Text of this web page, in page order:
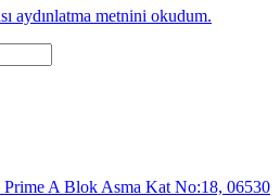
aydınlatma metnini okudum.
Prime A Blok Asma Kat No:18, 06530